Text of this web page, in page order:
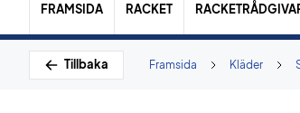
FRAMSIDA RACKET
Tillbaka Kläder
Framsida